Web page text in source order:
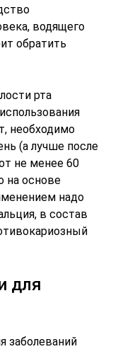
водящего
обратить
рта
необходимо
(а лучше после
не менее 60
на основе
надо
в состав
для
заболеваний